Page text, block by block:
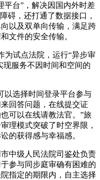
平台”，解决因国内外时差
碍，还打通了数据接口，
以及双单向传输，满足跨
文件的安全传输。
试点法院，运行“异步审
现服务不因时间和空间的
选择时间登录平台参与
回答问题，在线提交证
可以在线请教法官。”旅
理模式突破了时空界限，
的获得感与幸福感。
中级人民法院司鉴处负责
参与同步庭审确有困难的
指定的期限内，自主选择